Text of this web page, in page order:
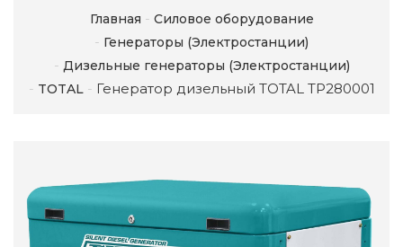
Главная
Силовое оборудование
Генераторы (Электростанции)
Дизельные генераторы (Электростанции)
TOTAL
Генератор дизельный TOTAL TP280001